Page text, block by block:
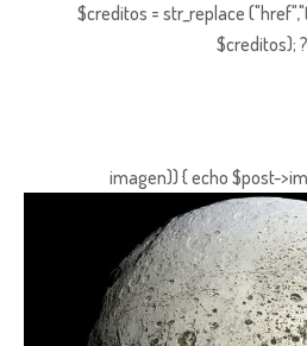
$creditos = str_replace
$creditos);
imagen)) { echo $post-